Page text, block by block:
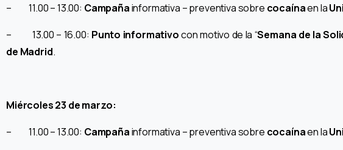
– 11.00 – 13.00: Campañainformativa – preventiva sobre cocaínaen la
– 13.00 – 16.00: Punto informativocon motivo de la “Semana de la
de Madrid.
Miércoles 23 de marzo:
– 11.00 – 13.00: Campañainformativa – preventiva sobre cocaínaen la